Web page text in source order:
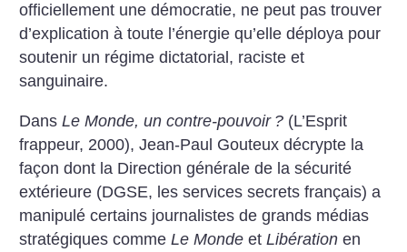
officiellement une démocratie, ne peut pas trouver
d’explication à toute l’énergie qu’elle déploya pour
soutenir un régime dictatorial, raciste et
sanguinaire.
DansLe Monde, un contre-pouvoir ? (L’Esprit
frappeur, 2000), Jean-Paul Gouteux décrypte la
façon dont la Direction générale de la sécurité
extérieure (DGSE, les services secrets français) a
manipulé certains journalistes de grands médias
stratégiques commeLe Monde etLibération en